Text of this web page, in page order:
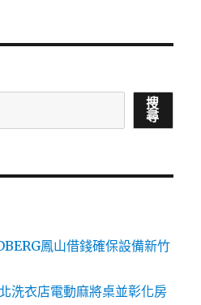
搜
尋
鳳山借錢確保設備新竹
洗衣店電動麻將桌並彰化房